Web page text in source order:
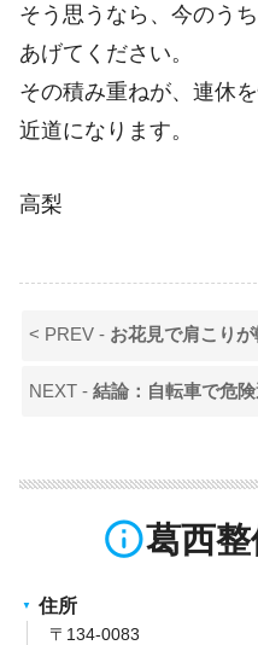
そう思うなら、今のう
あげてください。
その積み重ねが、連休
近道になります。
高梨
< PREV - お花見で肩こりが
NEXT -結論：自転車で危険運転しやすいのは、
info_outline葛西
住所
〒134-0083